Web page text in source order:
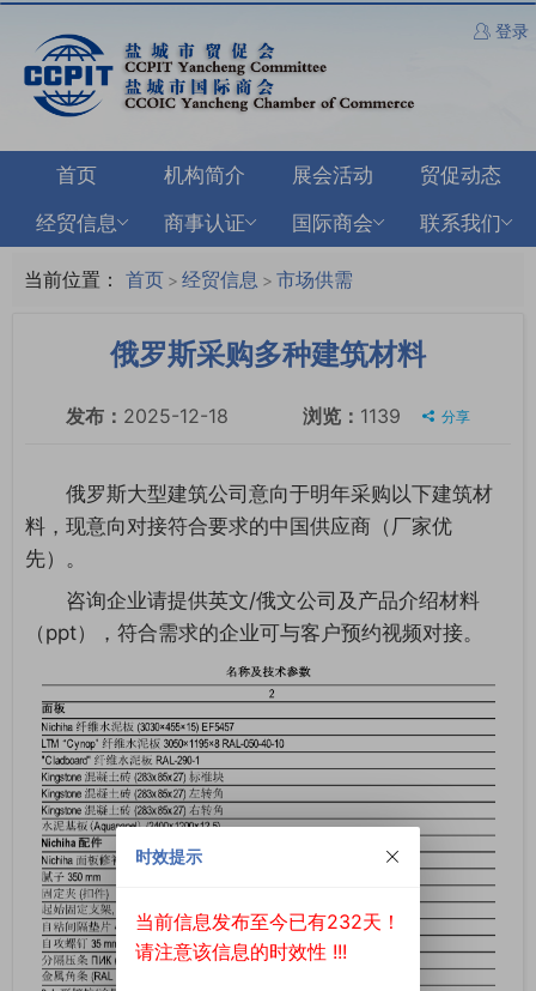
登录
首页 机构简介 展会活动
贸促动态
经贸信息
商事认证 国际商会 联系我们
当前位置： 首页 > 经贸信息 > 市场供需
俄罗斯采购多种建筑材料
发布： 2025-12-18 浏览： 1139 分享
俄罗斯大型建筑公司意向于明年采购以下建筑材
料，现意向对接符合要求的中国供应商（厂家优
先）。
咨询企业请提供英文/俄文公司及产品介绍材料
（ppt），符合需求的企业可与客户预约视频对接。
时效提示
当前信息发布至今已有232天！
请注意该信息的时效性 !!!